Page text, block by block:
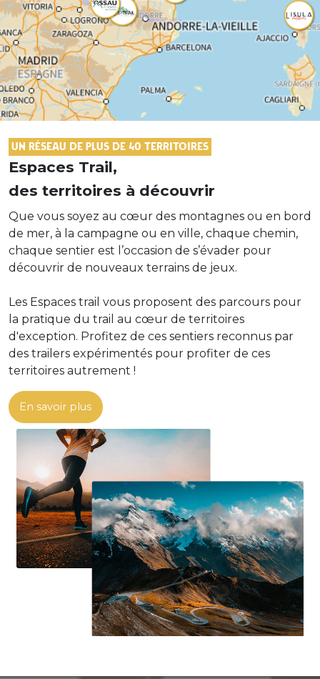
Un réseau de plus de 40 territoires
Espaces Trail,
des territoires à découvrir
Que vous soyez au cœur des montagnes ou en bord
de mer, à la campagne ou en ville, chaque chemin,
chaque sentier est l’occasion de s’évader pour
découvrir de nouveaux terrains de jeux.
Les Espaces trail vous proposent des parcours pour
la pratique du trail au cœur de territoires
d'exception. Profitez de ces sentiers reconnus par
des trailers expérimentés pour profiter de ces
territoires autrement !
En savoir plus